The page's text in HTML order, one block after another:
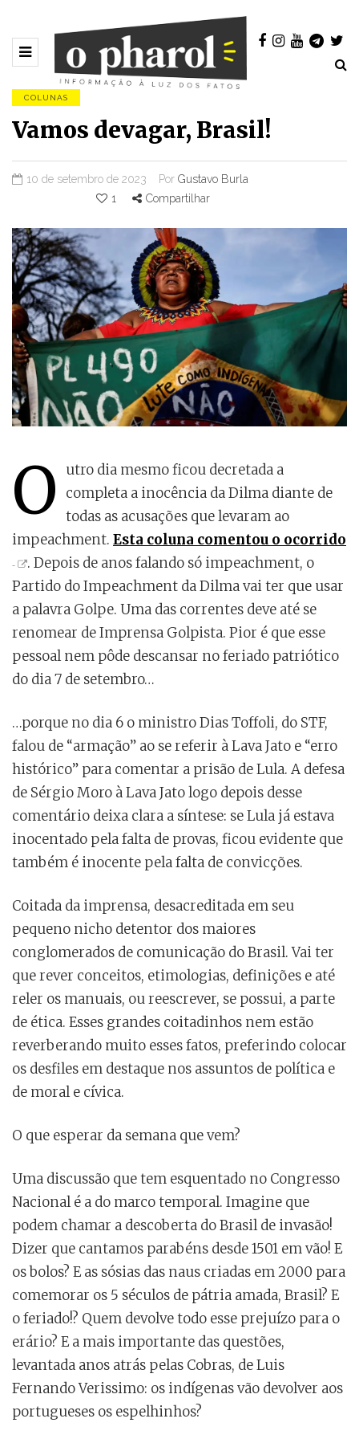
COLUNAS
Vamos devagar, Brasil!
10 de setembro de 2023 Por Gustavo Burla
1
Compartilhar
O
utro dia mesmo ficou decretada a
completa a inocência da Dilma diante de
todas as acusações que levaram ao
impeachment. Esta coluna comentou o ocorrido
. Depois de anos falando só impeachment, o
Partido do Impeachment da Dilma vai ter que usar
a palavra Golpe. Uma das correntes deve até se
renomear de Imprensa Golpista. Pior é que esse
pessoal nem pôde descansar no feriado patriótico
do dia 7 de setembro…
…porque no dia 6 o ministro Dias Toffoli, do STF,
falou de “armação” ao se referir à Lava Jato e “erro
histórico” para comentar a prisão de Lula. A defesa
de Sérgio Moro à Lava Jato logo depois desse
comentário deixa clara a síntese: se Lula já estava
inocentado pela falta de provas, ficou evidente que
também é inocente pela falta de convicções.
Coitada da imprensa, desacreditada em seu
pequeno nicho detentor dos maiores
conglomerados de comunicação do Brasil. Vai ter
que rever conceitos, etimologias, definições e até
reler os manuais, ou reescrever, se possui, a parte
de ética. Esses grandes coitadinhos nem estão
reverberando muito esses fatos, preferindo colocar
os desfiles em destaque nos assuntos de política e
de moral e cívica.
O que esperar da semana que vem?
Uma discussão que tem esquentado no Congresso
Nacional é a do marco temporal. Imagine que
podem chamar a descoberta do Brasil de invasão!
Dizer que cantamos parabéns desde 1501 em vão! E
os bolos? E as sósias das naus criadas em 2000 para
comemorar os 5 séculos de pátria amada, Brasil? E
o feriado!? Quem devolve todo esse prejuízo para o
erário? E a mais importante das questões,
levantada anos atrás pelas Cobras, de Luis
Fernando Verissimo: os indígenas vão devolver aos
portugueses os espelhinhos?